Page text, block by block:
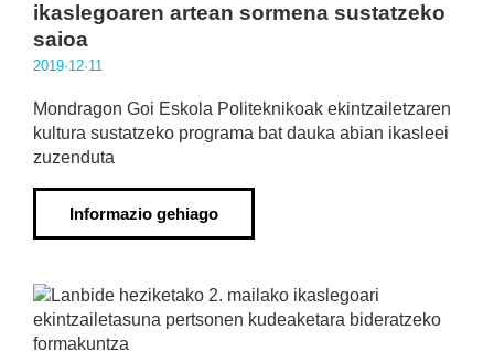
ikaslegoaren artean sormena sustatzeko
saioa
2019·12·11
Mondragon Goi Eskola Politeknikoak ekintzailetzaren
kultura sustatzeko programa bat dauka abian ikasleei
zuzenduta
Informazio gehiago